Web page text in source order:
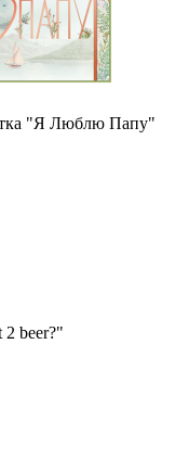
"Я Люблю Папу"
beer?"